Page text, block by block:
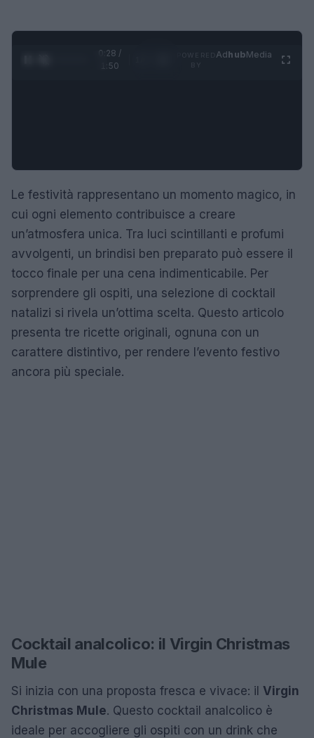
0:28 /
1:50
AdhubMedia
Le festività rappresentano un momento magico, in
cui ogni elemento contribuisce a creare
un’atmosfera unica. Tra luci scintillanti e profumi
avvolgenti, un brindisi ben preparato può essere il
tocco finale per una cena indimenticabile. Per
sorprendere gli ospiti, una selezione di cocktail
natalizi si rivela un’ottima scelta. Questo articolo
presenta tre ricette originali, ognuna con un
carattere distintivo, per rendere l’evento festivo
ancora più speciale.
Cocktail analcolico: il Virgin Christmas
Mule
Si inizia con una proposta fresca e vivace: il Virgin
Christmas Mule. Questo cocktail analcolico è
ideale per accogliere gli ospiti con un drink che